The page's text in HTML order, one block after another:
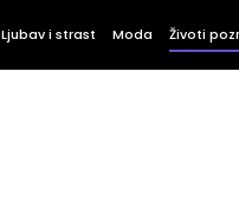
Ljubav i strast Moda Životi